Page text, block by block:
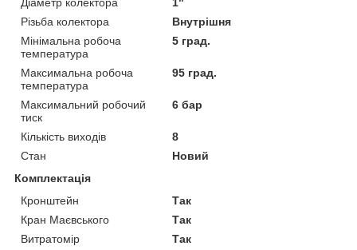
Різьба колектора
Внутрішня
Мінімальна робоча
температура
5 град.
Максимальна робоча
температура
95 град.
Максимальний робочий
тиск
6 бар
Кількість виходів
8
Стан
Новий
Комплектація
Кронштейн
Так
Кран Маєвського
Так
Витратомір
Так